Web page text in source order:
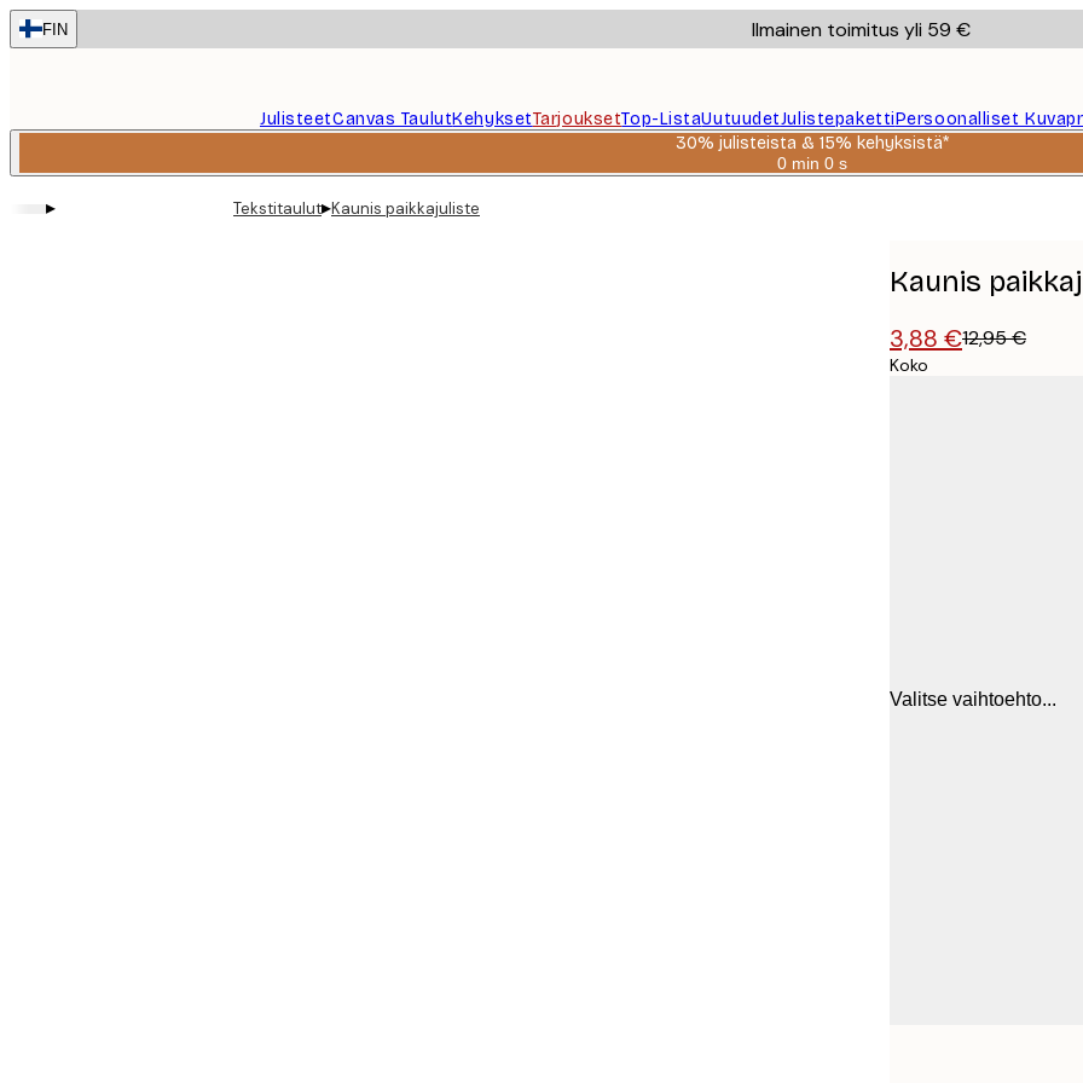
Skip
to
FIN Ilmainen toimitus yli 59 €
JulisteetCanvas TaulutKehyksetTarjouksetTop-ListaUutuudetJulistepakettiPersoonalliset
30% julisteista & 15% kehyksistä*
0 min 0 s
Voimassa
▸ Tekstitaulut▸Kaunis paikkajuliste
Kaunis
3,88 €12,95 €
Koko
Valitse vaihtoehto...